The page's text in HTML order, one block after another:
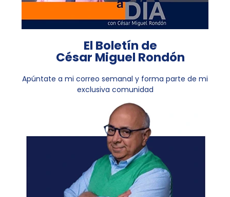
El Boletín de
César Miguel Rondón
Apúntate a mi correo semanal y forma parte de mi
exclusiva comunidad